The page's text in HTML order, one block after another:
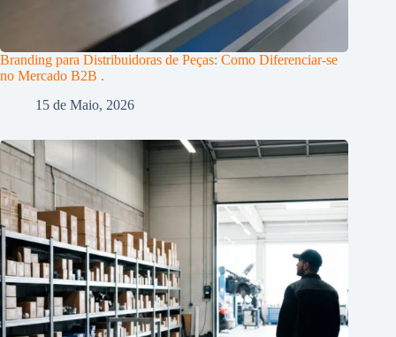
Branding para Distribuidoras de Peças: Como Diferenciar-se
no Mercado B2B .
15 de Maio, 2026